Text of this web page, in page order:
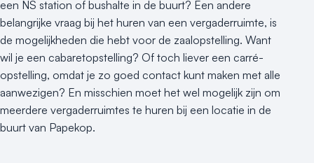
een NS station of bushalte in de buurt? Een andere
belangrijke vraag bij het huren van een vergaderruimte, is
de mogelijkheden die hebt voor de zaalopstelling. Want
wil je een cabaretopstelling? Of toch liever een carré-
opstelling, omdat je zo goed contact kunt maken met alle
aanwezigen? En misschien moet het wel mogelijk zijn om
meerdere vergaderruimtes te huren bij een locatie in de
buurt van Papekop.